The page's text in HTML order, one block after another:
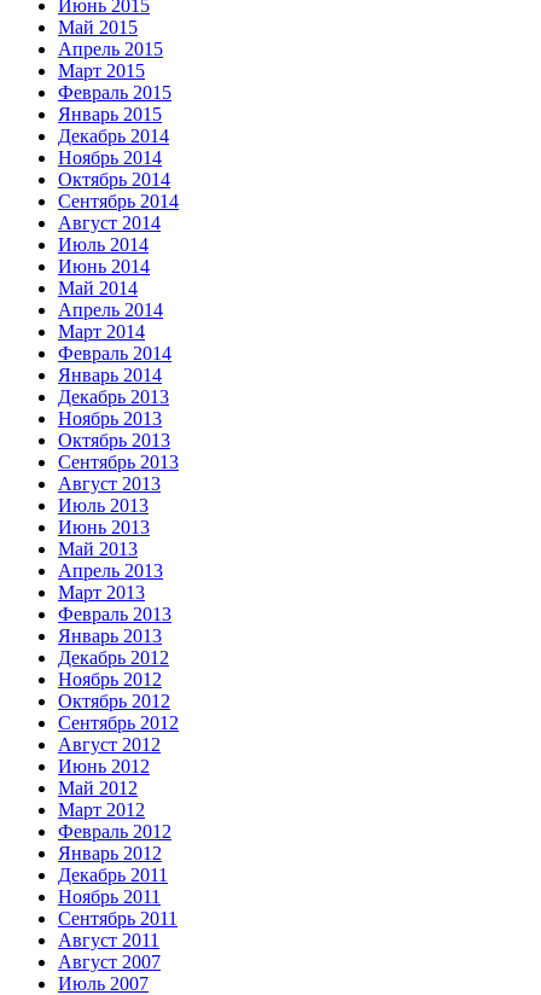
Июнь 2015
Май 2015
Апрель 2015
Март 2015
Февраль 2015
Январь 2015
Декабрь 2014
Ноябрь 2014
Октябрь 2014
Сентябрь 2014
Август 2014
Июль 2014
Июнь 2014
Май 2014
Апрель 2014
Март 2014
Февраль 2014
Январь 2014
Декабрь 2013
Ноябрь 2013
Октябрь 2013
Сентябрь 2013
Август 2013
Июль 2013
Июнь 2013
Май 2013
Апрель 2013
Март 2013
Февраль 2013
Январь 2013
Декабрь 2012
Ноябрь 2012
Октябрь 2012
Сентябрь 2012
Август 2012
Июнь 2012
Май 2012
Март 2012
Февраль 2012
Январь 2012
Декабрь 2011
Ноябрь 2011
Сентябрь 2011
Август 2011
Август 2007
Июль 2007